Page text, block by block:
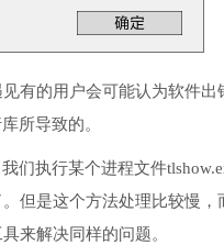
有的用户会可能认为软件
所导致的。
们执行某个进程文件
但是这个方法处理比较慢，
来解决同样的问题。